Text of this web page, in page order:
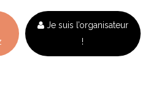
Je suis l’organisateur
!